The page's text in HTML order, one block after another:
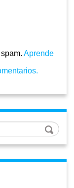
Aprende